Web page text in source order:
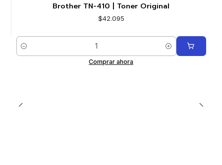
Brother TN-410 | Toner Original
$42.095
Cantidad
Comprar ahora